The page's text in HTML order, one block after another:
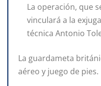
La operación, que
vinculará a la
técnica Antonio
La guardameta
aéreo y juego de pies.